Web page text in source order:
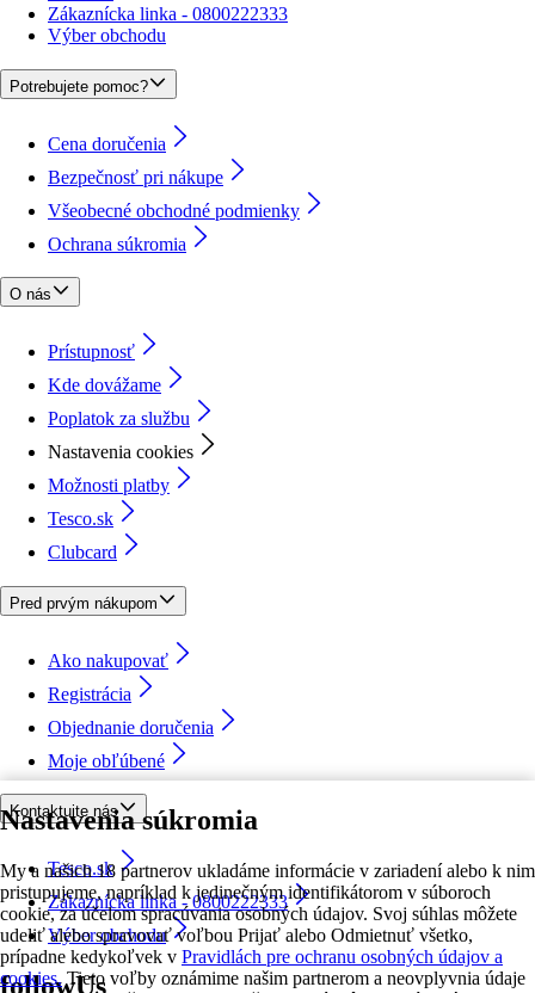
Nastavenia súkromia
My a našich 18 partnerov ukladáme informácie v zariadení alebo k nim
pristupujeme, napríklad k jedinečným identifikátorom v súboroch
cookie, za účelom spracúvania osobných údajov. Svoj súhlas môžete
udeliť alebo spravovať voľbou Prijať alebo Odmietnuť všetko,
prípadne kedykoľvek v Pravidlách pre ochranu osobných údajov a
cookies. Tieto voľby oznámime našim partnerom a neovplyvnia údaje
Zákaznícka linka - 0800222333
Výber obchodu
Potrebujete pomoc?
Cena doručenia
Bezpečnosť pri nákupe
Všeobecné obchodné podmienky
Ochrana súkromia
O nás
Prístupnosť
Kde dovážame
Poplatok za službu
Nastavenia cookies
Možnosti platby
Tesco.sk
Clubcard
Pred prvým nákupom
Ako nakupovať
Registrácia
Objednanie doručenia
Moje obľúbené
Kontaktujte nás
Tesco.sk
Zákaznícka linka - 0800222333
Výber obchodu
followUs